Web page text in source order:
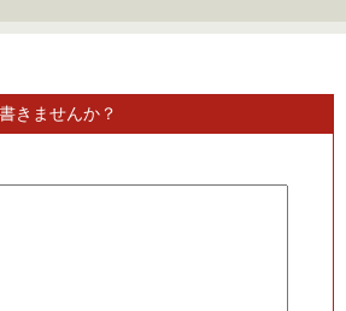
きませんか？